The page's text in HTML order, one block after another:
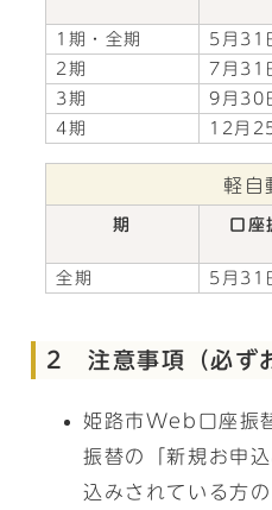
1期・全期
5月31
2期
7月31
3期
9月30
4期
12月
軽自
期 口座
全期
5月31
2 注意事項（必ず
姫路市Web口座振
振替の「新規お申
込みされている方